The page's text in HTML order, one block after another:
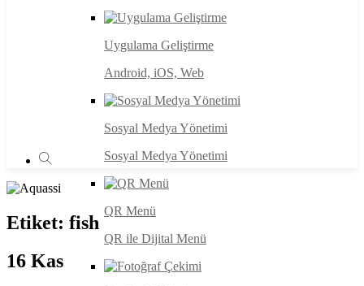
Uygulama Geliştirme
Android, iOS, Web
Sosyal Medya Yönetimi
Sosyal Medya Yönetimi
QR Menü
QR ile Dijital Menü
Etiket: fish
16 Kas